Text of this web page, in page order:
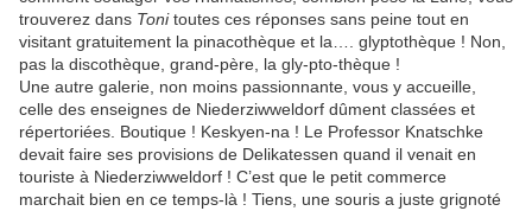
trouverez dans Tonitoutes ces réponses sans peine tout en
visitant gratuitement la pinacothèque et la…. glyptothèque ! Non,
pas la discothèque, grand-père, la gly-pto-thèque !
Une autre galerie, non moins passionnante, vous y accueille,
celle des enseignes de Niederziwweldorf dûment classées et
répertoriées. Boutique ! Keskyen-na ! Le Professor Knatschke
devait faire ses provisions de Delikatessen quand il venait en
touriste à Niederziwweldorf ! C’est que le petit commerce
marchait bien en ce temps-là ! Tiens, une souris a juste grignoté